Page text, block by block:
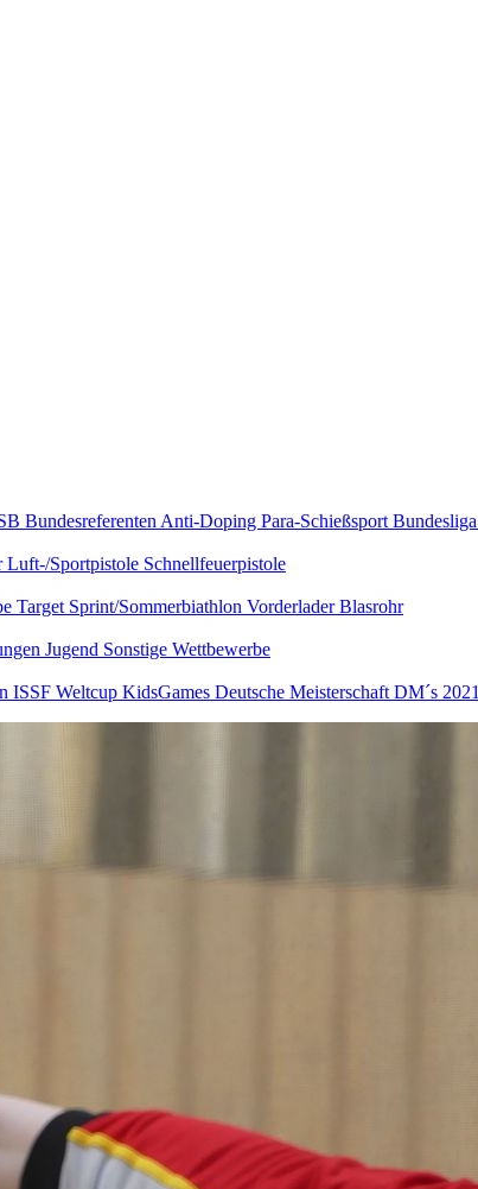
Bundesreferenten Anti-Doping Para-Schießsport Bundesliga
Luft-/Sportpistole Schnellfeuerpistole
Target Sprint/Sommerbiathlon VorderladerBlasrohr
Jugend Sonstige Wettbewerbe
ISSF Weltcup KidsGames Deutsche Meisterschaft DM´s 2021